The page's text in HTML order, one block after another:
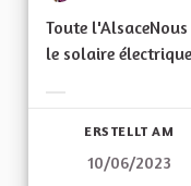
Toute
le solaire
ERSTELLT AM
10/06/2023